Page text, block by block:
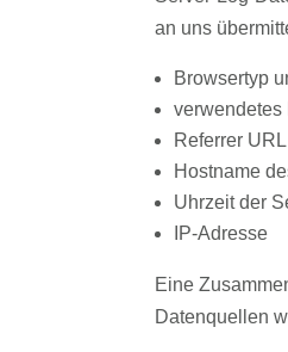
an uns
Browsertyp
verwendetes
Referrer URL
Hostname
Uhrzeit der
IP-Adresse
Eine
Datenquellen